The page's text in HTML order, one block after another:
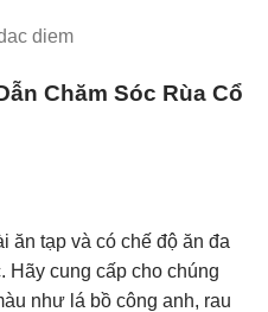
Chăm Sóc Rùa Cổ
ăn tạp và có chế độ ăn đa
Hãy cung cấp cho chúng
như lá bồ công anh, rau